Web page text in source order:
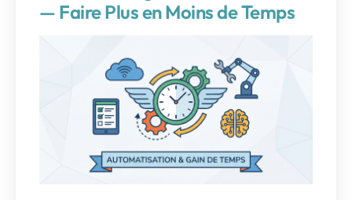
— Faire Plus en Moins de Temps